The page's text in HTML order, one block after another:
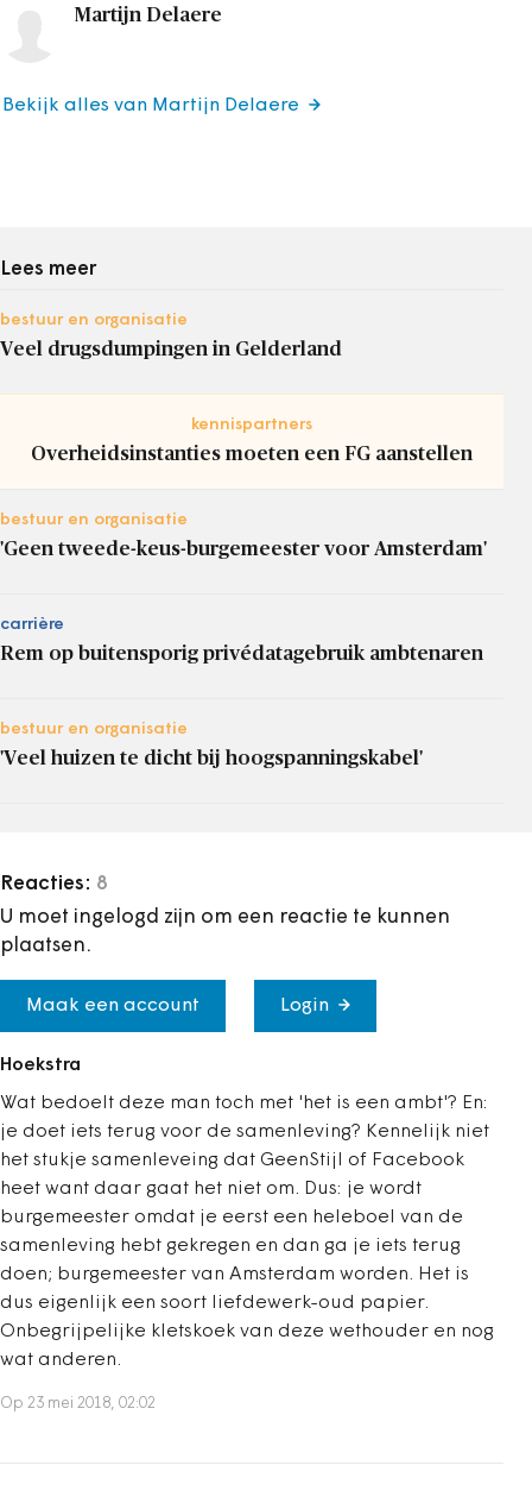
Martijn Delaere
Bekijk alles van Martijn Delaere
Lees meer
bestuur en organisatie
Veel drugsdumpingen in Gelderland
kennispartners
Overheidsinstanties moeten een FG aanstellen
bestuur en organisatie
'Geen tweede-keus-burgemeester voor Amsterdam'
carrière
Rem op buitensporig privédatagebruik ambtenaren
bestuur en organisatie
'Veel huizen te dicht bij hoogspanningskabel'
Reacties: 8
U moet ingelogd zijn om een reactie te kunnen
plaatsen.
Maak een account Login
Hoekstra
Wat bedoelt deze man toch met 'het is een ambt'? En:
je doet iets terug voor de samenleving? Kennelijk niet
het stukje samenleveing dat GeenStijl of Facebook
heet want daar gaat het niet om. Dus: je wordt
burgemeester omdat je eerst een heleboel van de
samenleving hebt gekregen en dan ga je iets terug
doen; burgemeester van Amsterdam worden. Het is
dus eigenlijk een soort liefdewerk-oud papier.
Onbegrijpelijke kletskoek van deze wethouder en nog
wat anderen.
Op 23 mei 2018, 02:02